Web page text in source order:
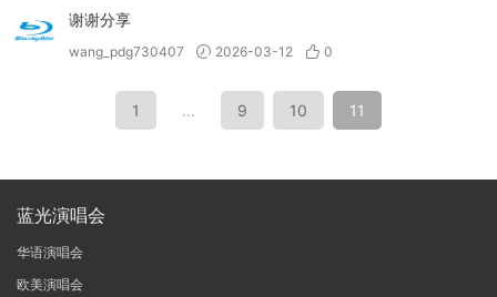
谢谢分享
wang_pdg730407 2026-03-12 0
1 … 9 10 11
蓝光演唱会
华语演唱会
欧美演唱会